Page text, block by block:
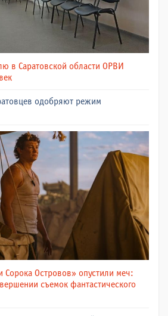
в Саратовской области ОРВИ
одобряют режим
Сорока Островов» опустили меч:
съемок фантастического